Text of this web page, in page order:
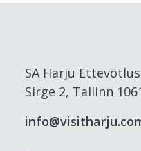
SA Harju
Sirge 2, Tallinn